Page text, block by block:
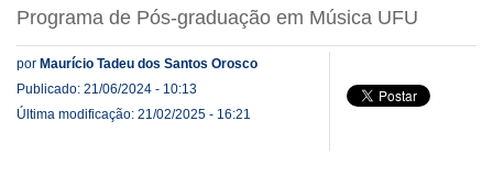
Programa de Pós-graduação em Música UFU
por Maurício Tadeu dos Santos Orosco
Publicado: 21/06/2024 - 10:13
Última modificação: 21/02/2025 - 16:21